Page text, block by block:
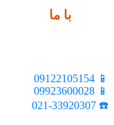
با ما
📱 09122105154
📱 09923600028
☎️ 021-33920307